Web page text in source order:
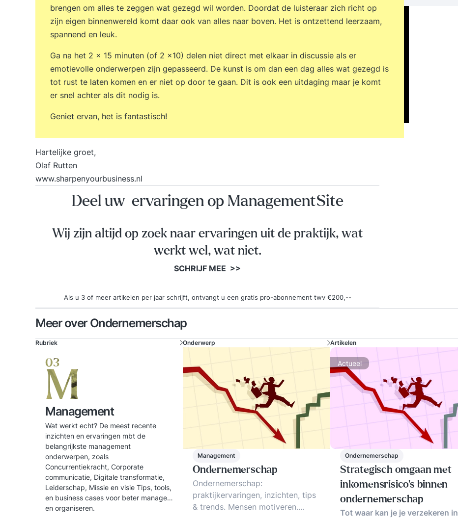
brengen om alles te zeggen wat gezegd wil worden. Doordat de luisteraar zich richt op
zijn eigen binnenwereld komt daar ook van alles naar boven. Het is ontzettend leerzaam,
spannend en leuk.
Ga na het 2 x 15 minuten (of 2 x10) delen niet direct met elkaar in discussie als er
emotievolle onderwerpen zijn gepasseerd. De kunst is om dan een dag alles wat gezegd is
tot rust te laten komen en er niet op door te gaan. Dit is ook een uitdaging maar je komt
er snel achter als dit nodig is.
Geniet ervan, het is fantastisch!
Hartelijke groet,
Olaf Rutten
www.sharpenyourbusiness.nl
Deel uw ervaringen op ManagementSite
Wij zijn altijd op zoek naar ervaringen uit de praktijk, wat
werkt wel, wat niet.
SCHRIJF MEE >>
Als u 3 of meer artikelen per jaar schrijft, ontvangt u een gratis pro-abonnement twv €200,--
Meer over Ondernemerschap
Rubriek
03
M
Management
Wat werkt echt? De meest recente
inzichten en ervaringen mbt de
belangrijkste management
onderwerpen, zoals
Concurrentiekracht, Corporate
communicatie, Digitale transformatie,
Leiderschap, Missie en visie Tips, tools,
en business cases voor beter managen
en organiseren.
Onderwerp
Management
Ondernemerschap
Ondernemerschap:
praktijkervaringen, inzichten, tips
& trends. Mensen motiveren.
Artikelen
Actueel
Ondernemerschap
Strategisch omgaan met
inkomensrisico's binnen
ondernemerschap
Tot waar kan je je verzekeren in